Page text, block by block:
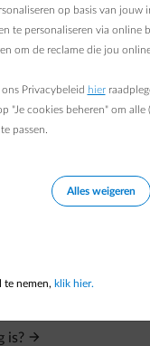
deze koppelt aan
is?
op basis van jouw
te personaliseren via online
om de reclame die jou
Privacybeleid hier
"Je cookies beheren" om alle
passen.
Alles weigeren
te nemen, klik hier.